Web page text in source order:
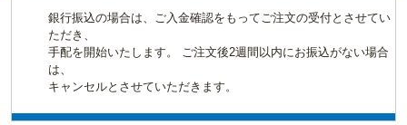
銀行振込の場合は、ご入金確認をもってご注文の受付とさせてい
ただき、
手配を開始いたします。 ご注文後2週間以内にお振込がない場合
は、
キャンセルとさせていただきます。